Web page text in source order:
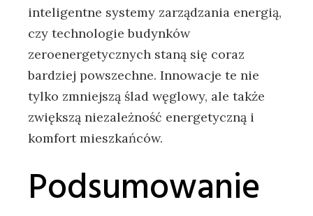
inteligentne systemy zarządzania energią,
czy technologie budynków
zeroenergetycznych staną się coraz
bardziej powszechne. Innowacje te nie ​
tylko​ zmniejszą ślad węglowy, ale także
zwiększą niezależność energetyczną i
komfort mieszkańców.
Podsumowanie